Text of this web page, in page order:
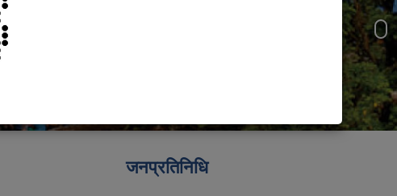
जनप्रतिनिधि